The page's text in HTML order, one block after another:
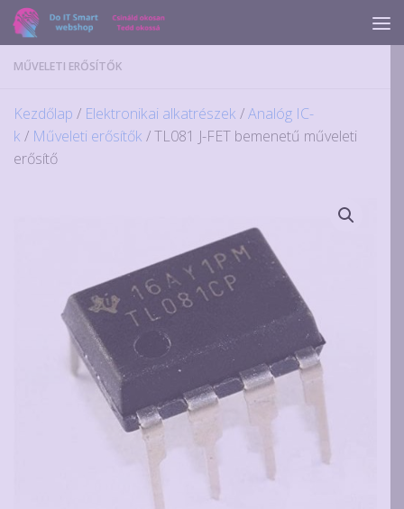
Skip to content
MŰVELETI ERŐSÍTŐK
Kezdőlap / Elektronikai alkatrészek /Analóg IC-
k / Műveleti erősítők / TL081 J-FET bemenetű műveleti
erősítő